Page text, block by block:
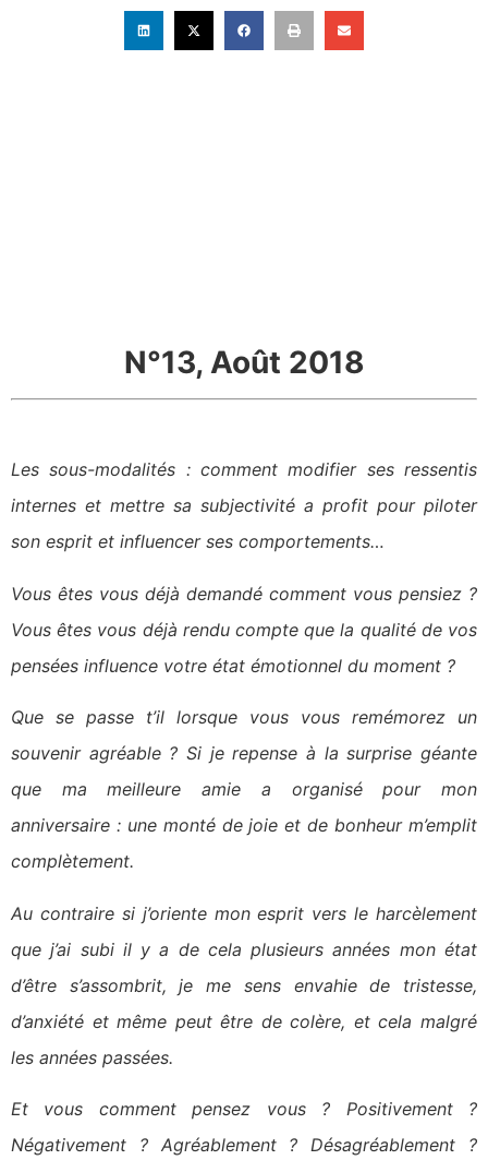
N°13, Août 2018
Les sous-modalités : comment modifier ses ressentis
internes et mettre sa subjectivité a profit pour piloter
son esprit et influencer ses comportements…
Vous êtes vous déjà demandé comment vous pensiez ?
Vous êtes vous déjà rendu compte que la qualité de vos
pensées influence votre état émotionnel du moment ?
Que se passe t’il lorsque vous vous remémorez un
souvenir agréable ? Si je repense à la surprise géante
que ma meilleure amie a organisé pour mon
anniversaire : une monté de joie et de bonheur m’emplit
complètement.
Au contraire si j’oriente mon esprit vers le harcèlement
que j’ai subi il y a de cela plusieurs années mon état
d’être s’assombrit, je me sens envahie de tristesse,
d’anxiété et même peut être de colère, et cela malgré
les années passées.
Et vous comment pensez vous ? Positivement ?
Négativement ? Agréablement ? Désagréablement ?